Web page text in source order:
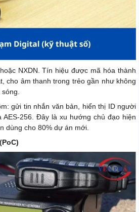
NXDN. Tín hiệu được mã hóa thành
cho âm thanh trong trẻo gần như không
gửi tin nhắn văn bản, hiển thị ID người
AES-256. Đây là xu hướng chủ đạo hiện
dùng cho 80% dự án mới.